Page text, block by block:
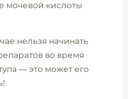
мочевой кислоты
нельзя начинать
во время
— это может его